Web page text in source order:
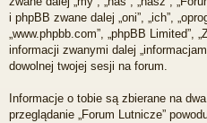
i phpBB zwane dalej „oni”, „ich”,
„www.phpbb.com”, „phpBB Limited”,
informacji zwanymi dalej
dowolnej twojej sesji na forum.
Informacje o tobie są zbierane na
przeglądanie „Forum Lutnicze”